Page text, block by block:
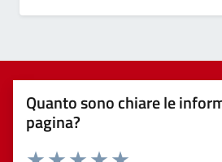
Quanto sono chiare le
pagina?